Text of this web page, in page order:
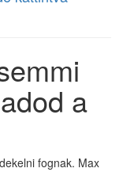
a
fognak. Max